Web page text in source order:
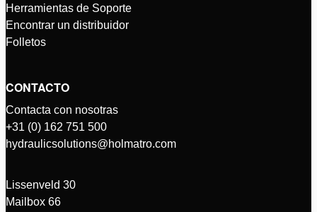
Herramientas de Soporte
Encontrar un distribuidor
Folletos
CONTACTO
Contacta con nosotras
+31 (0) 162 751 500
hydraulicsolutions@holmatro.com
Lissenveld 30
Mailbox 66